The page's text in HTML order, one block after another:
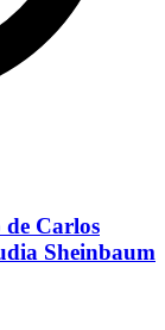
de Carlos
Sheinbaum